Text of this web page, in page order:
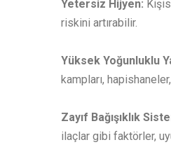
Yetersiz Hijyen:
riskini artırabilir.
Yüksek Yoğunluklu
kampları,
Zayıf Bağışıklık
ilaçlar gibi faktörler,